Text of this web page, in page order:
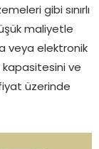
gibi sınırlı
maliyetle
veya elektronik
kapasitesini ve
fiyat üzerinde